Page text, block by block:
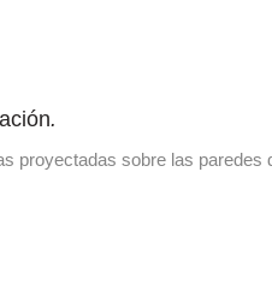
.
proyectadas sobre las